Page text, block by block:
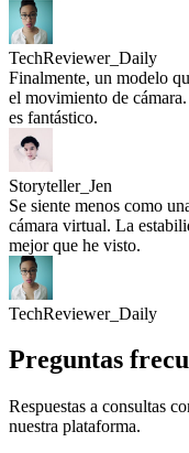
TechReviewer_Daily
Finalmente, un modelo
el movimiento de
es fantástico.
Storyteller_Jen
Se siente menos como
cámara virtual. La
mejor que he visto.
TechReviewer_Daily
Preguntas
Respuestas a consultas
nuestra plataforma.